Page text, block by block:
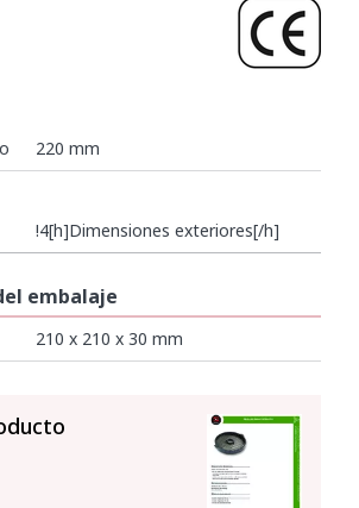
220 mm
!4[h]Dimensiones exteriores[/h]
embalaje
210 x 210 x 30 mm